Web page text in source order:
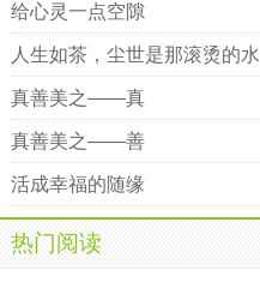
给心灵一点空隙
人生如茶，尘世是那滚烫的水
真善美之――真
真善美之――善
活成幸福的随缘
热门阅读